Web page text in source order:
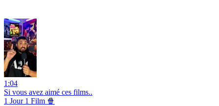
1:04
Si vous avez aimé ces films..
1 Jour 1 Film 🍿